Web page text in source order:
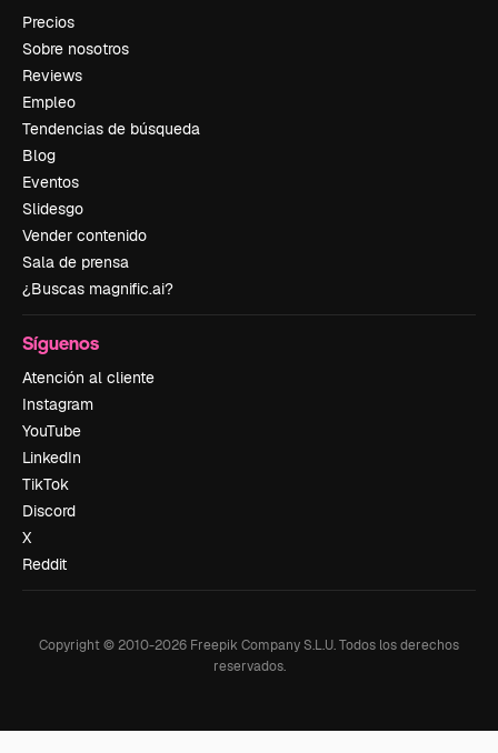
Precios
Sobre nosotros
Reviews
Empleo
Tendencias de búsqueda
Blog
Eventos
Slidesgo
Vender contenido
Sala de prensa
¿Buscas magnific.ai?
Síguenos
Atención al cliente
Instagram
YouTube
LinkedIn
TikTok
Discord
X
Reddit
Copyright © 2010-2026 Freepik Company S.L.U.Todos los derechos
reservados.